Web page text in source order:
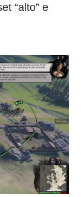
“alto” e